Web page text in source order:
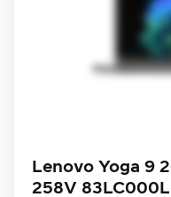
Lenovo Yoga 9
258V